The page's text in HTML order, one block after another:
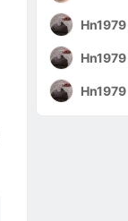
Hn1979
Hn1979
Hn1979